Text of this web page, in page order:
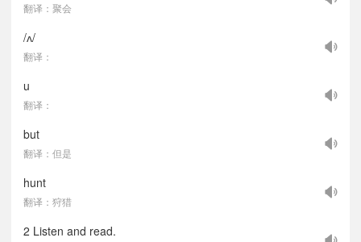
翻译：聚会
/ʌ/
翻译：
u
翻译：
but
翻译：但是
hunt
翻译：狩猎
2 Listen and read.